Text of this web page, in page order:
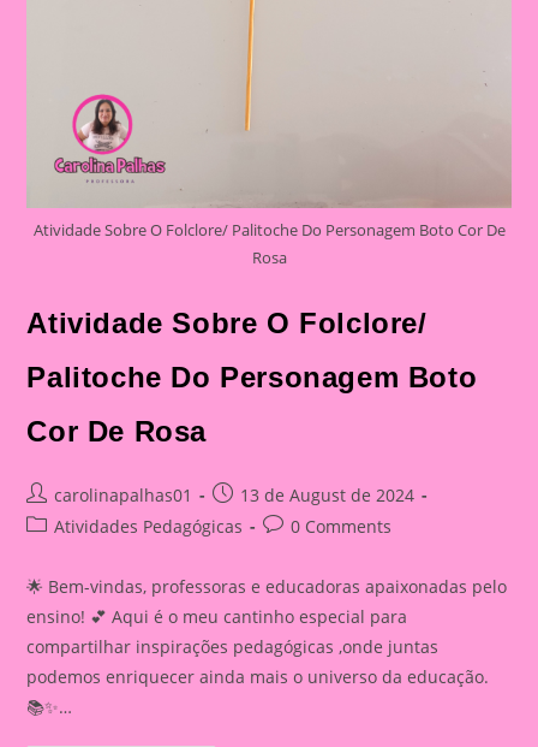
Atividade Sobre O Folclore/ Palitoche Do Personagem Boto Cor De
Rosa
Atividade Sobre O Folclore/
Palitoche Do Personagem Boto
Cor De Rosa
Post
author:
carolinapalhas01
Post
published:
13 de August de 2024
PostAtividades Pedagógicas
Post0 Comments
🌟 Bem-vindas, professoras e educadoras apaixonadas pelo
ensino! 💕 Aqui é o meu cantinho especial para
compartilhar inspirações pedagógicas ,onde juntas
podemos enriquecer ainda mais o universo da educação.
📚✨…